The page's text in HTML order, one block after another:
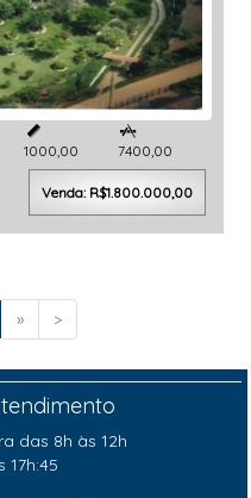

1000,00

7400,00
Venda: R$1.800.000,00
» >
das 8h às 12h
17h:45